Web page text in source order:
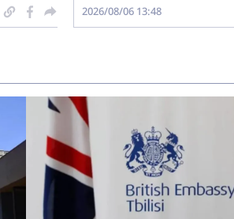
2026/08/06 13:48